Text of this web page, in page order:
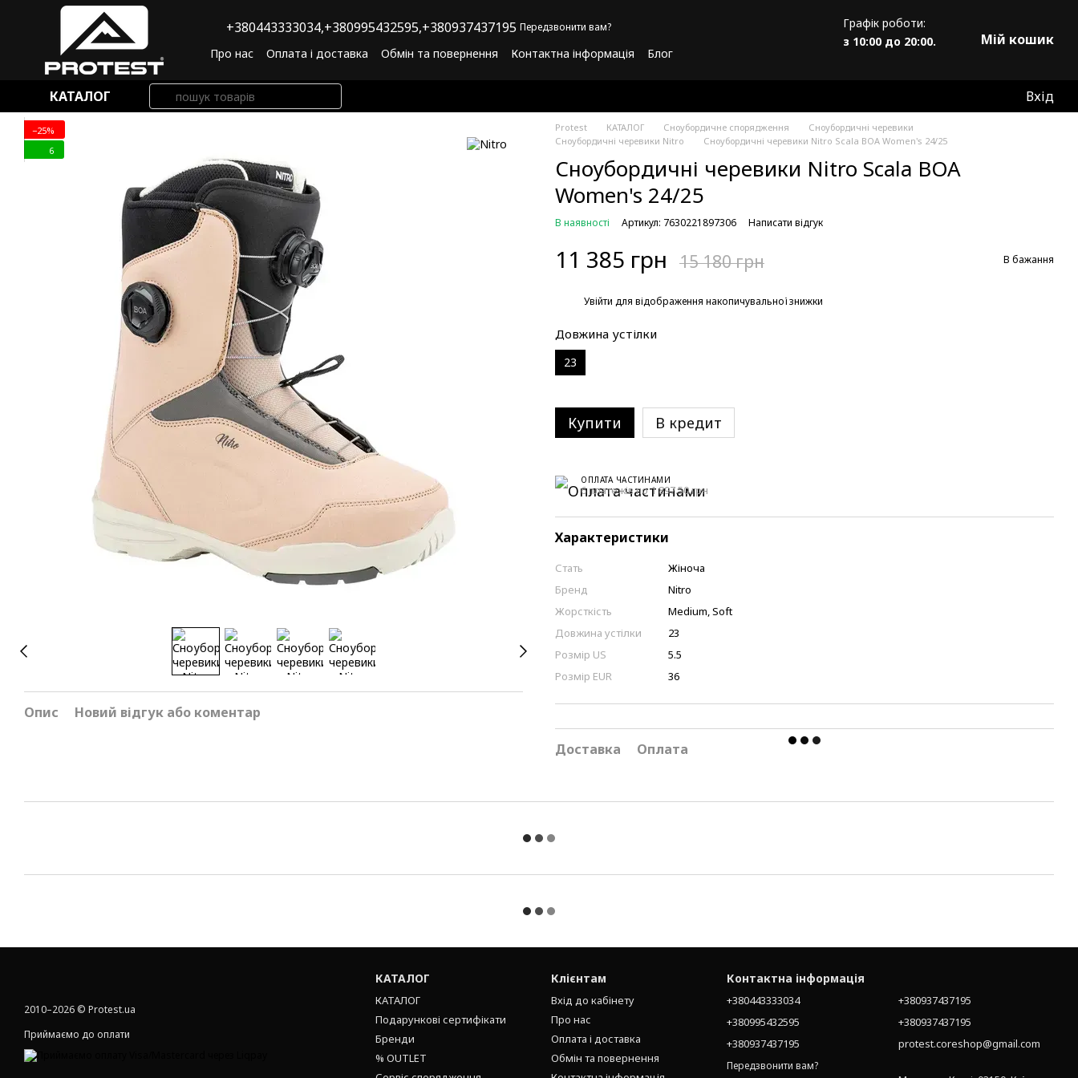
Перейти до основного контенту
+380443333034,+380995432595,+380937437195 Передзвонити вам?
Про нас Оплата і доставка Обмін та повернення Контактна інформація
Блог
Графік роботи:
з 10:00 до 20:00.
Мій кошик
КАТАЛОГ Вхід
−25%
6
Опис Новий відгук або коментар
Protest КАТАЛОГ Сноубордичне спорядження
Сноубордичні черевики
Сноубордичні черевики Nitro
Сноубордичні черевики Nitro Scala BOA Women's 24/25
Сноубордичні черевики Nitro Scala BOA
Women's 24/25
В наявності Артикул: 7630221897306 Написати відгук
11 385 грн 15 180 грн В бажання
Увійти для відображення накопичувальної знижки
Довжина устілки
23
Купити В кредит
ОПЛАТА ЧАСТИНАМИ
6 платежів по 1 897.50 грн
Характеристики
Стать
Жіноча
Бренд
Nitro
Жорсткість
Medium, Soft
Довжина устілки
23
Розмір US
5.5
Розмір EUR
36
Доставка Оплата
2010–2026 © Protest.ua
Приймаємо до оплати
КАТАЛОГ
КАТАЛОГ
Подарункові сертифікати
Бренди
% OUTLET
Клієнтам
Вхід до кабінету
Про нас
Оплата і доставка
Обмін та повернення
Контактна інформація
+380443333034
+380995432595
+380937437195
Передзвонити вам?
+380937437195
+380937437195
protest.coreshop@gmail.com